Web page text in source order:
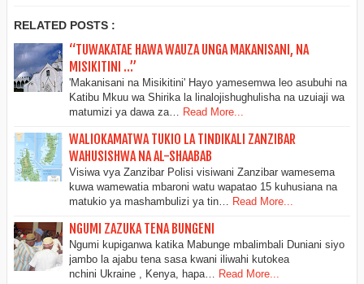
RELATED POSTS :
“TUWAKATAE HAWA WAUZA UNGA MAKANISANI, NA
MISIKITINI …”
'Makanisani na Misikitini' Hayo yamesemwa leo asubuhi na
Katibu Mkuu wa Shirika la linalojishughulisha na uzuiaji wa
matumizi ya dawa za…
Read More...
WALIOKAMATWA TUKIO LA TINDIKALI ZANZIBAR
WAHUSISHWA NA AL-SHAABAB
Visiwa vya Zanzibar Polisi visiwani Zanzibar wamesema
kuwa wamewatia mbaroni watu wapatao 15 kuhusiana na
matukio ya mashambulizi ya tin… Read More...
NGUMI ZAZUKA TENA BUNGENI
Ngumi kupiganwa katika Mabunge mbalimbali Duniani siyo
jambo la ajabu tena sasa kwani iliwahi kutokea
nchini Ukraine , Kenya, hapa… Read More...